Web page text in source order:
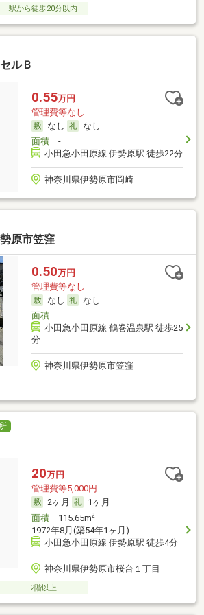
駅から徒歩20分以内
ルＢ
0.55万円
管理費等なし
なし
なし
面積-
小田急小田原線 伊勢原駅 徒歩22分
神奈川県伊勢原市岡崎
原市笠窪
0.50万円
管理費等なし
なし
なし
面積-
小田急小田原線 鶴巻温泉駅 徒歩25
分
神奈川県伊勢原市笠窪
20万円
管理費等5,000円
2ヶ月
1ヶ月
面積115.65m2
1972年8月(築54年1ヶ月)
小田急小田原線 伊勢原駅 徒歩4分
神奈川県伊勢原市桜台１丁目
2階以上